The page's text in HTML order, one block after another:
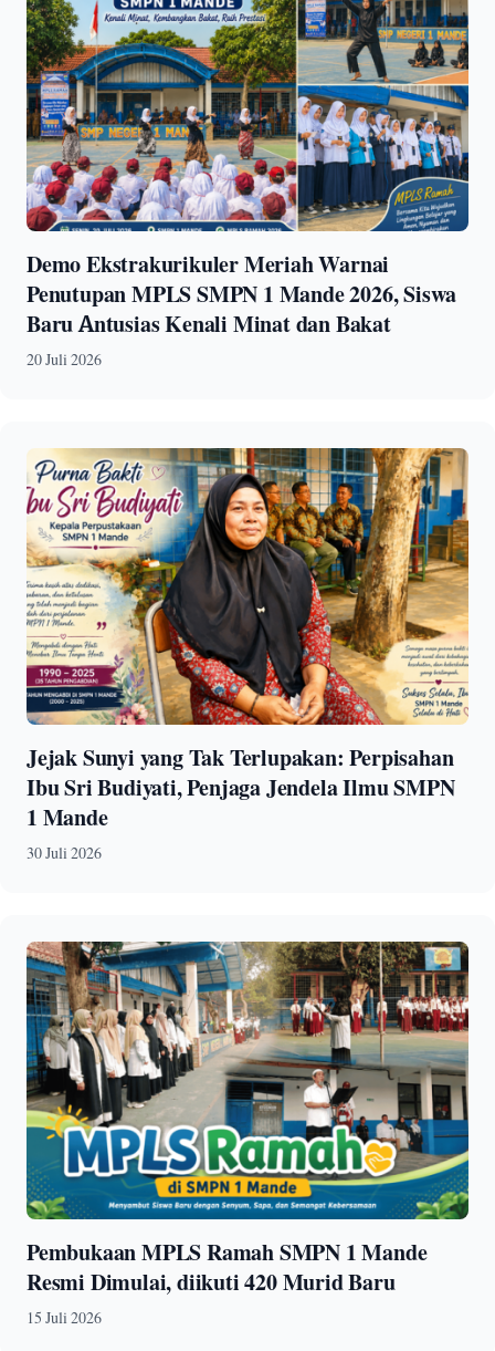
Demo Ekstrakurikuler Meriah Warnai
Penutupan MPLS SMPN 1 Mande 2026, Siswa
Baru Antusias Kenali Minat dan Bakat
20 Juli 2026
Jejak Sunyi yang Tak Terlupakan: Perpisahan
Ibu Sri Budiyati, Penjaga Jendela Ilmu SMPN
1 Mande
30 Juli 2026
Pembukaan MPLS Ramah SMPN 1 Mande
Resmi Dimulai, diikuti 420 Murid Baru
15 Juli 2026